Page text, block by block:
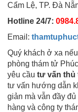
Cẩm Lệ, TP. Đà
Hotline 24/7:
Email:
Quý khách ở xa
phòng thám tử
yêu cầu tư vấn thủ
tư vấn hướng dẫn
giản mà vẫn đầy
hàng và công ty